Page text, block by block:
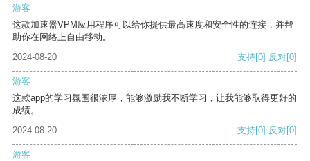
游客
这款加速器VPM应用程序可以给你提供最高速度和安全性的连接，并帮
助你在网络上自由移动。
2024-08-20
支持[0] 反对[0]
游客
这款app的学习氛围很浓厚，能够激励我不断学习，让我能够取得更好的
成绩。
2024-08-20
支持[0] 反对[0]
游客